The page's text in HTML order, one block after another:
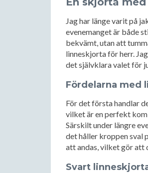
Jag har länge varit på
evenemanget är både
bekvämt, utan att
linneskjorta för herr.
det självklara valet för
Fördelarna med
För det första handlar
vilket är en perfekt
Särskilt under längre
det håller kroppen sval
att andas, vilket gör att
Svart